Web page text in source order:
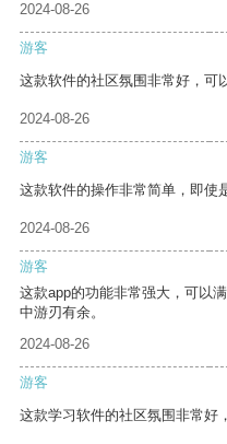
2024-08-26
游客
这款软件的社区氛围非常好，可
2024-08-26
游客
这款软件的操作非常简单，即使
2024-08-26
游客
这款app的功能非常强大，可以
中游刃有余。
2024-08-26
游客
这款学习软件的社区氛围非常好